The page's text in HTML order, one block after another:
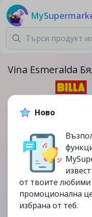
Vina Esmeralda
17.99лв.
18/06
Ново
от твоите любими
промоционална
избрана от теб.